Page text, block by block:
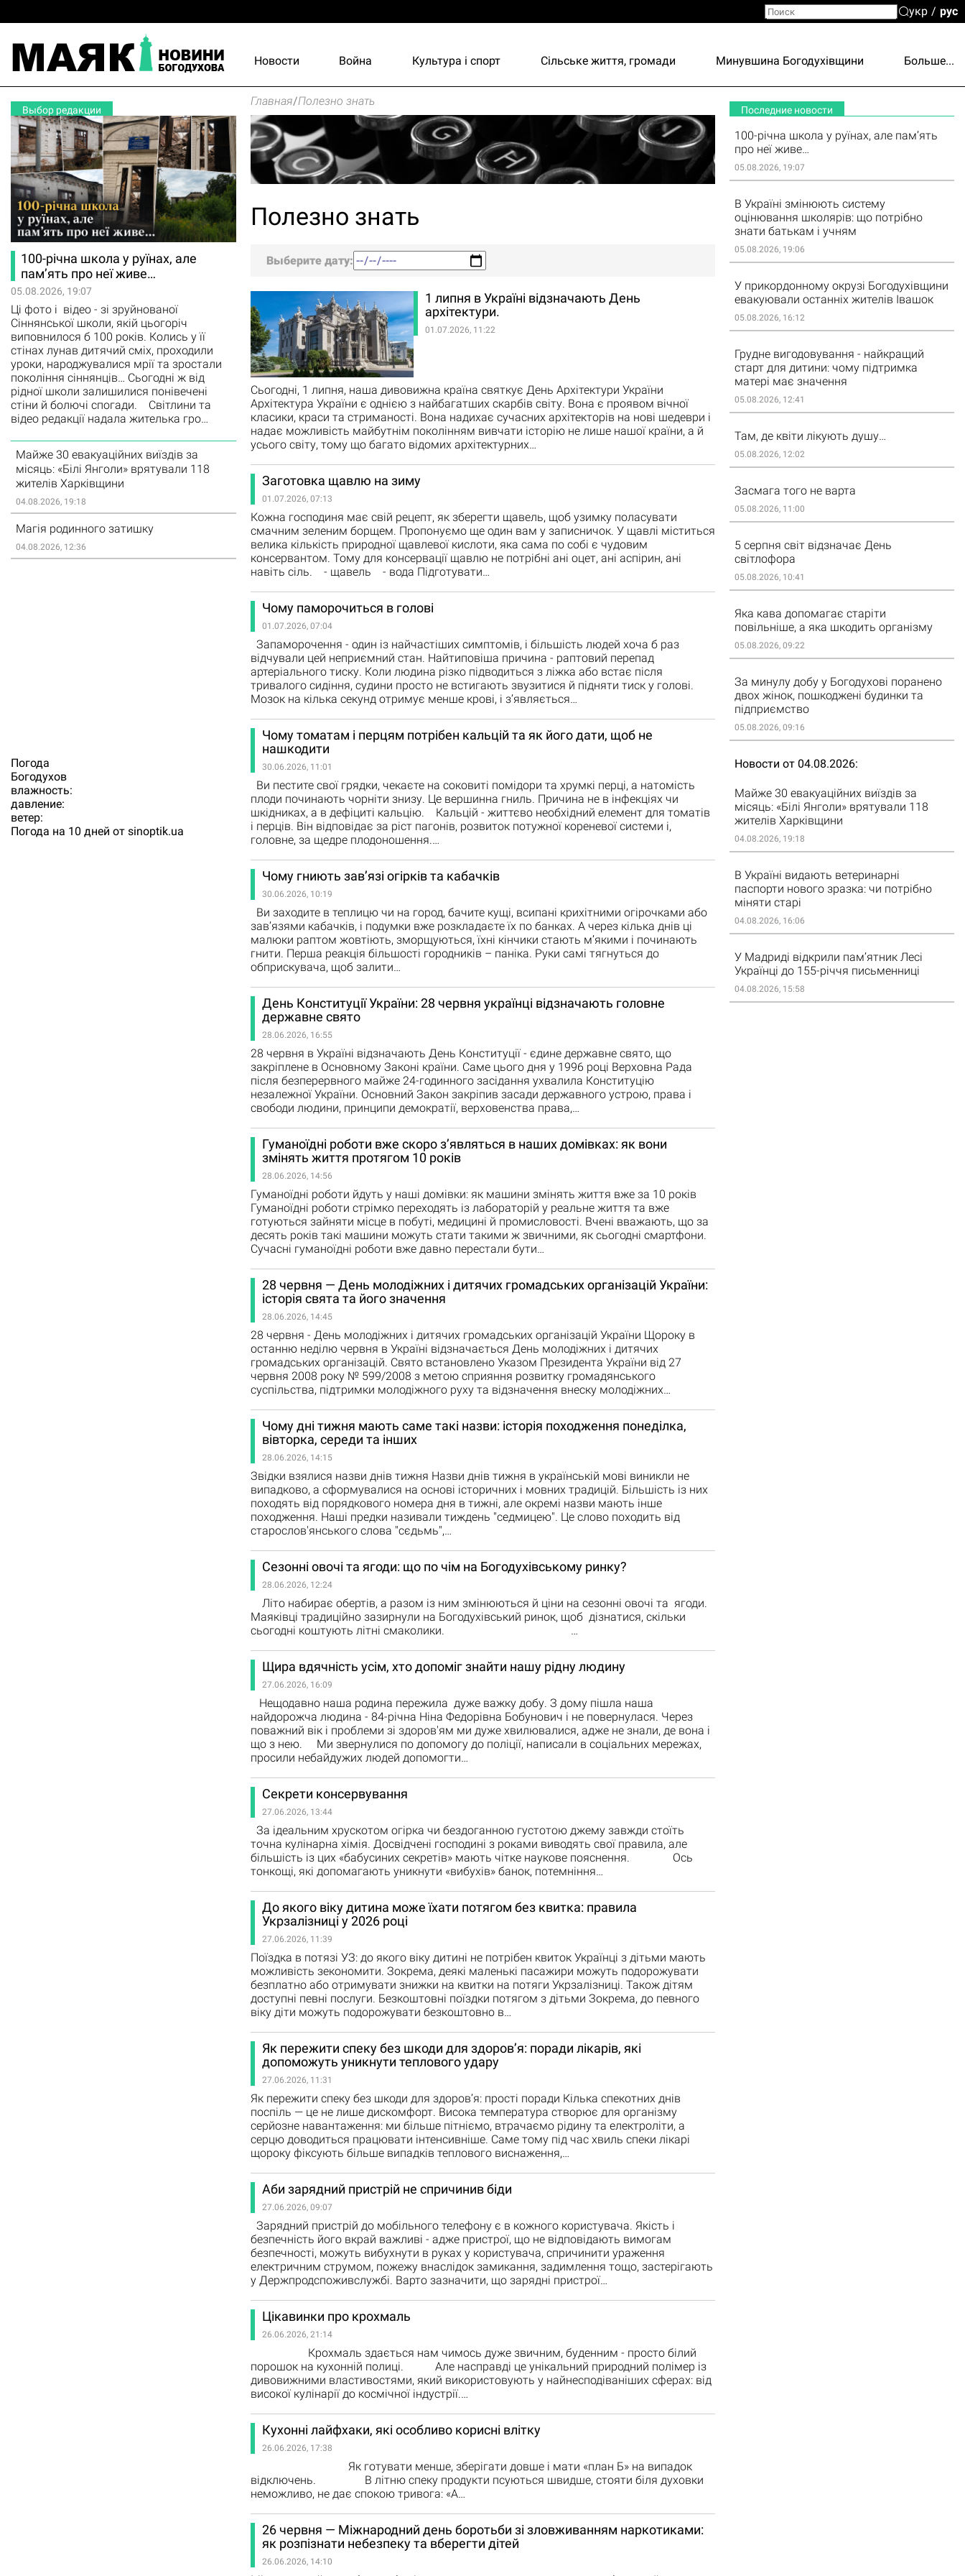
укр рус
Новости Война Культура і спорт Сільське життя, громади Минувшина Богодухівщини Больше...
Выбор редакции
100-річна школа у руїнах, але
пам’ять про неї живе…
05.08.2026, 19:07
Ці фото і відео - зі зруйнованої
Сіннянської школи, якій цьогоріч
виповнилося б 100 років. Колись у її
стінах лунав дитячий сміх, проходили
уроки, народжувалися мрії та зростали
покоління сіннянців… Сьогодні ж від
рідної школи залишилися понівечені
стіни й болючі спогади. Світлини та
відео редакції надала жителька гро…
Майже 30 евакуаційних виїздів за
місяць: «Білі Янголи» врятували 118
жителів Харківщини
04.08.2026, 19:18
Магія родинного затишку
04.08.2026, 12:36
Погода
Богодухов
влажность:
давление:
ветер:
Погода на 10 дней от sinoptik.ua
Главная/Полезно знать
Полезно знать
Выберите дату:
1 липня в Україні відзначають День
архітектури.
01.07.2026, 11:22
Сьогодні, 1 липня, наша дивовижна країна святкує День Архітектури України
Архітектура України є однією з найбагатших скарбів світу. Вона є проявом вічної
класики, краси та стриманості. Вона надихає сучасних архітекторів на нові шедеври і
надає можливість майбутнім поколінням вивчати історію не лише нашої країни, а й
усього світу, тому що багато відомих архітектурних…
Заготовка щавлю на зиму
01.07.2026, 07:13
Кожна господиня має свій рецепт, як зберегти щавель, щоб узимку поласувати
смачним зеленим борщем. Пропонуємо ще один вам у записничок. У щавлі міститься
велика кількість природної щавлевої кислоти, яка сама по собі є чудовим
консервантом. Тому для консервації щавлю не потрібні ані оцет, ані аспірин, ані
навіть сіль. - щавель - вода Підготувати…
Чому паморочиться в голові
01.07.2026, 07:04
Запаморочення - один із найчастіших симптомів, і більшість людей хоча б раз
відчували цей неприємний стан. Найтиповіша причина - раптовий перепад
артеріального тиску. Коли людина різко підводиться з ліжка або встає після
тривалого сидіння, судини просто не встигають звузитися й підняти тиск у голові.
Мозок на кілька секунд отримує менше крові, і з’являється…
Чому томатам і перцям потрібен кальцій та як його дати, щоб не
нашкодити
30.06.2026, 11:01
Ви пестите свої грядки, чекаєте на соковиті помідори та хрумкі перці, а натомість
плоди починають чорніти знизу. Це вершинна гниль. Причина не в інфекціях чи
шкідниках, а в дефіциті кальцію. Кальцій - життєво необхідний елемент для томатів
і перців. Він відповідає за ріст пагонів, розвиток потужної кореневої системи і,
головне, за щедре плодоношення.…
Чому гниють зав’язі огірків та кабачків
30.06.2026, 10:19
Ви заходите в теплицю чи на город, бачите кущі, всипані крихітними огірочками або
зав’язями кабачків, і подумки вже розкладаєте їх по банках. А через кілька днів ці
малюки раптом жовтіють, зморщуються, їхні кінчики стають м’якими і починають
гнити. Перша реакція більшості городників – паніка. Руки самі тягнуться до
обприскувача, щоб залити…
День Конституції України: 28 червня українці відзначають головне
державне свято
28.06.2026, 16:55
28 червня в Україні відзначають День Конституції - єдине державне свято, що
закріплене в Основному Законі країни. Саме цього дня у 1996 році Верховна Рада
після безперервного майже 24-годинного засідання ухвалила Конституцію
незалежної України. Основний Закон закріпив засади державного устрою, права і
свободи людини, принципи демократії, верховенства права,…
Гуманоїдні роботи вже скоро з’являться в наших домівках: як вони
змінять життя протягом 10 років
28.06.2026, 14:56
Гуманоїдні роботи йдуть у наші домівки: як машини змінять життя вже за 10 років
Гуманоїдні роботи стрімко переходять із лабораторій у реальне життя та вже
готуються зайняти місце в побуті, медицині й промисловості. Вчені вважають, що за
десять років такі машини можуть стати такими ж звичними, як сьогодні смартфони.
Сучасні гуманоїдні роботи вже давно перестали бути…
28 червня — День молодіжних і дитячих громадських організацій України:
історія свята та його значення
28.06.2026, 14:45
28 червня - День молодіжних і дитячих громадських організацій України Щороку в
останню неділю червня в Україні відзначається День молодіжних і дитячих
громадських організацій. Свято встановлено Указом Президента України від 27
червня 2008 року № 599/2008 з метою сприяння розвитку громадянського
суспільства, підтримки молодіжного руху та відзначення внеску молодіжних…
Чому дні тижня мають саме такі назви: історія походження понеділка,
вівторка, середи та інших
28.06.2026, 14:15
Звідки взялися назви днів тижня Назви днів тижня в українській мові виникли не
випадково, а сформувалися на основі історичних і мовних традицій. Більшість із них
походять від порядкового номера дня в тижні, але окремі назви мають інше
походження. Наші предки називали тиждень "седмицею". Це слово походить від
старослов'янського слова "сєдьмь",…
Сезонні овочі та ягоди: що по чім на Богодухівському ринку?
28.06.2026, 12:24
Літо набирає обертів, а разом із ним змінюються й ціни на сезонні овочі та ягоди.
Маяківці традиційно зазирнули на Богодухівський ринок, щоб дізнатися, скільки
сьогодні коштують літні смаколики. …
Щира вдячність усім, хто допоміг знайти нашу рідну людину
27.06.2026, 16:09
Нещодавно наша родина пережила дуже важку добу. З дому пішла наша
найдорожча людина - 84-річна Ніна Федорівна Бобунович і не повернулася. Через
поважний вік і проблеми зі здоров'ям ми дуже хвилювалися, адже не знали, де вона і
що з нею. Ми звернулися по допомогу до поліції, написали в соціальних мережах,
просили небайдужих людей допомогти…
Секрети консервування
27.06.2026, 13:44
За ідеальним хрускотом огірка чи бездоганною густотою джему завжди стоїть
точна кулінарна хімія. Досвідчені господині з роками виводять свої правила, але
більшість із цих «бабусиних секретів» мають чітке наукове пояснення. Ось
тонкощі, які допомагають уникнути «вибухів» банок, потемніння…
До якого віку дитина може їхати потягом без квитка: правила
Укрзалізниці у 2026 році
27.06.2026, 11:39
Поїздка в потязі УЗ: до якого віку дитині не потрібен квиток Українці з дітьми мають
можливість зекономити. Зокрема, деякі маленькі пасажири можуть подорожувати
безплатно або отримувати знижки на квитки на потяги Укрзалізниці. Також дітям
доступні певні послуги. Безкоштовні поїздки потягом з дітьми Зокрема, до певного
віку діти можуть подорожувати безкоштовно в…
Як пережити спеку без шкоди для здоров’я: поради лікарів, які
допоможуть уникнути теплового удару
27.06.2026, 11:31
Як пережити спеку без шкоди для здоров’я: прості поради Кілька спекотних днів
поспіль — це не лише дискомфорт. Висока температура створює для організму
серйозне навантаження: ми більше пітніємо, втрачаємо рідину та електроліти, а
серцю доводиться працювати інтенсивніше. Саме тому під час хвиль спеки лікарі
щороку фіксують більше випадків теплового виснаження,…
Аби зарядний пристрій не спричинив біди
27.06.2026, 09:07
Зарядний пристрій до мобільного телефону є в кожного користувача. Якість і
безпечність його вкрай важливі - адже пристрої, що не відповідають вимогам
безпечності, можуть вибухнути в руках у користувача, спричинити ураження
електричним струмом, пожежу внаслідок замикання, задимлення тощо, застерігають
у Держпродспоживслужбі. Варто зазначити, що зарядні пристрої…
Цікавинки про крохмаль
26.06.2026, 21:14
Крохмаль здається нам чимось дуже звичним, буденним - просто білий
порошок на кухонній полиці. Але насправді це унікальний природний полімер із
дивовижними властивостями, який використовують у найнесподіваніших сферах: від
високої кулінарії до космічної індустрії.…
Кухонні лайфхаки, які особливо корисні влітку
26.06.2026, 17:38
Як готувати менше, зберігати довше і мати «план Б» на випадок
відключень. В літню спеку продукти псуються швидше, стояти біля духовки
неможливо, не дає спокою тривога: «А…
26 червня — Міжнародний день боротьби зі зловживанням наркотиками:
як розпізнати небезпеку та вберегти дітей
26.06.2026, 14:10
Последние новости
100-річна школа у руїнах, але пам’ять
про неї живе…
05.08.2026, 19:07
В Україні змінюють систему
оцінювання школярів: що потрібно
знати батькам і учням
05.08.2026, 19:06
У прикордонному окрузі Богодухівщини
евакуювали останніх жителів Івашок
05.08.2026, 16:12
Грудне вигодовування - найкращий
старт для дитини: чому підтримка
матері має значення
05.08.2026, 12:41
Там, де квіти лікують душу…
05.08.2026, 12:02
Засмага того не варта
05.08.2026, 11:00
5 серпня світ відзначає День
світлофора
05.08.2026, 10:41
Яка кава допомагає старіти
повільніше, а яка шкодить організму
05.08.2026, 09:22
За минулу добу у Богодухові поранено
двох жінок, пошкоджені будинки та
підприємство
05.08.2026, 09:16
Новости от 04.08.2026
Майже 30 евакуаційних виїздів за
місяць: «Білі Янголи» врятували 118
жителів Харківщини
04.08.2026, 19:18
В Україні видають ветеринарні
паспорти нового зразка: чи потрібно
міняти старі
04.08.2026, 16:06
У Мадриді відкрили пам’ятник Лесі
Українці до 155-річчя письменниці
04.08.2026, 15:58